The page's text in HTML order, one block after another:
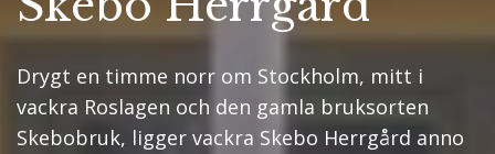
Drygt en timme norr om Stockholm, mitt i
vackra Roslagen och den gamla bruksorten
Skebobruk, ligger vackra Skebo Herrgård anno